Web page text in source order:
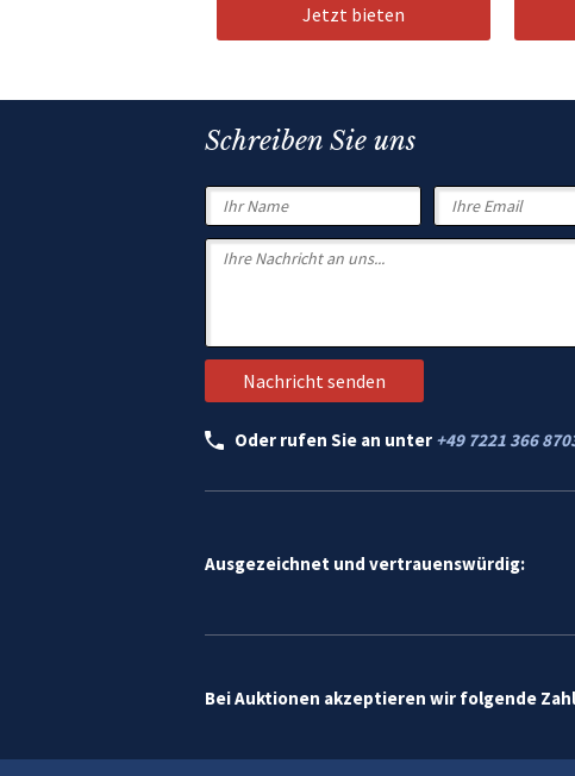
Jetzt bieten
Schreiben Sie uns
Oder rufen Sie an unter +49 7221 366
Ausgezeichnet und vertrauenswürdig:
Bei Auktionen akzeptieren wir folgende